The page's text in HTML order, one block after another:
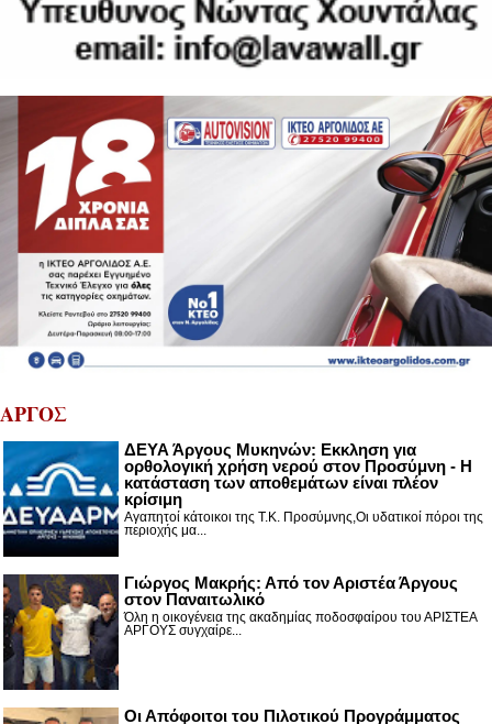
ΑΡΓΟΣ
ΔΕΥΑ Άργους Μυκηνών: Εκκληση για
ορθολογική χρήση νερού στον Προσύμνη - Η
κατάσταση των αποθεμάτων είναι πλέον
κρίσιμη
Αγαπητοί κάτοικοι της Τ.Κ. Προσύμνης,Οι υδατικοί πόροι της
περιοχής μα...
Γιώργος Μακρής: Από τον Αριστέα Άργους
στον Παναιτωλικό
Όλη η οικογένεια της ακαδημίας ποδοσφαίρου του ΑΡΙΣΤΕΑ
ΑΡΓΟΥΣ συγχαίρε...
Οι Απόφοιτοι του Πιλοτικού Προγράμματος